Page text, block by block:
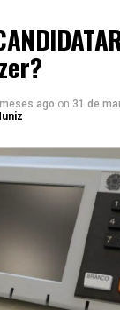
ago on 31 de